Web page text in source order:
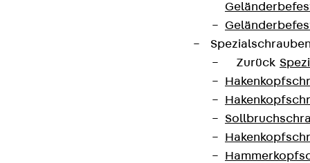
Zurück